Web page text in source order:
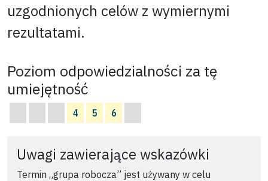
uzgodnionych celów z wymiernymi
rezultatami.
Poziom odpowiedzialności za tę
umiejętność
4 5 6
Uwagi zawierające wskazówki
Termin „grupa robocza” jest używany w celu